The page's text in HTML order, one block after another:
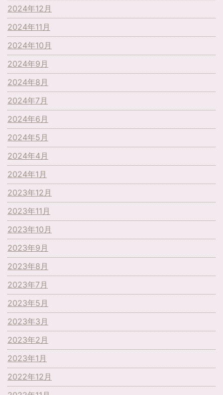
2024年12月
2024年11月
2024年10月
2024年9月
2024年8月
2024年7月
2024年6月
2024年5月
2024年4月
2024年1月
2023年12月
2023年11月
2023年10月
2023年9月
2023年8月
2023年7月
2023年5月
2023年3月
2023年2月
2023年1月
2022年12月